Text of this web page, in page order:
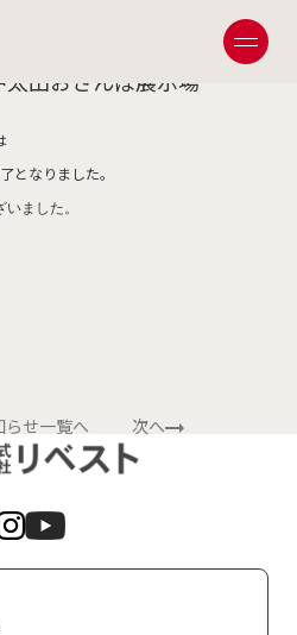
太田おさんぽ展示場
となりました。
ました。
らせ一覧へ 次へ